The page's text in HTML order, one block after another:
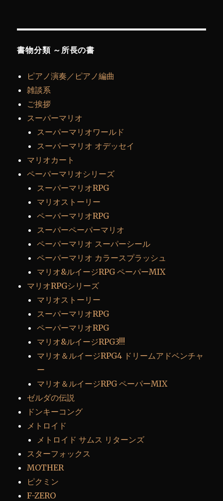
書物分類 ～所長の書
ピアノ演奏／ピアノ編曲
雑談系
ご挨拶
スーパーマリオ
スーパーマリオワールド
スーパーマリオ オデッセイ
マリオカート
ペーパーマリオシリーズ
スーパーマリオRPG
マリオストーリー
ペーパーマリオRPG
スーパーペーパーマリオ
ペーパーマリオ スーパーシール
ペーパーマリオ カラースプラッシュ
マリオ&ルイージRPG ペーパーMIX
マリオRPGシリーズ
マリオストーリー
スーパーマリオRPG
ペーパーマリオRPG
マリオ&ルイージRPG3!!!
マリオ＆ルイージRPG4 ドリームアドベンチャ
ー
マリオ＆ルイージRPG ペーパーMIX
ゼルダの伝説
ドンキーコング
メトロイド
メトロイド サムス リターンズ
スターフォックス
MOTHER
ピクミン
F-ZERO